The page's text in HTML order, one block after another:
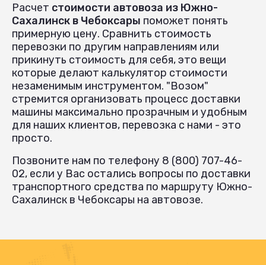
Расчет стоимости автовоза из Южно-
Сахалинск в Чебоксары поможет понять
примерную цену. Сравнить стоимость
перевозки по другим направлениям или
прикинуть стоимость для себя, это вещи
которые делают калькулятор стоимости
незаменимым инструментом. "Возом"
стремится организовать процесс доставки
машины максимально прозрачным и удобным
для наших клиентов, перевозка с нами - это
просто.
Позвоните нам по телефону 8 (800) 707-46-
02, если у Вас остались вопросы по доставки
транспортного средства по маршруту Южно-
Сахалинск в Чебоксары на автовозе.